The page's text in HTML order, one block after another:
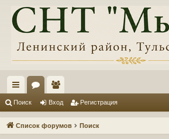
с
ы ум
ол
ьз
Поиск Вход Регистрация
Список форумов Поиск